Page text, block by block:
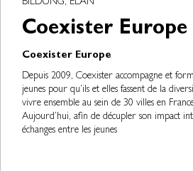
BILDUNG, ELAN
Coexister Europe
Coexister Europe
Depuis 2009, Coexister accompagne et
jeunes pour qu’ils et elles fassent de la
vivre ensemble au sein de 30 villes en
Aujourd’hui, afin de décupler son impact
échanges entre les jeunes